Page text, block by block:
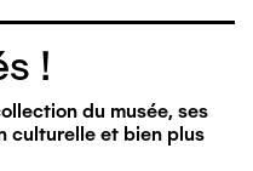
!
du musée, ses
culturelle et bien plus